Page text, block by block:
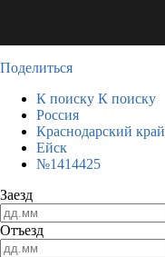
Поделиться
К поиску К поиску
Россия
Краснодарский край
Ейск
№1414425
Заезд
Отъезд